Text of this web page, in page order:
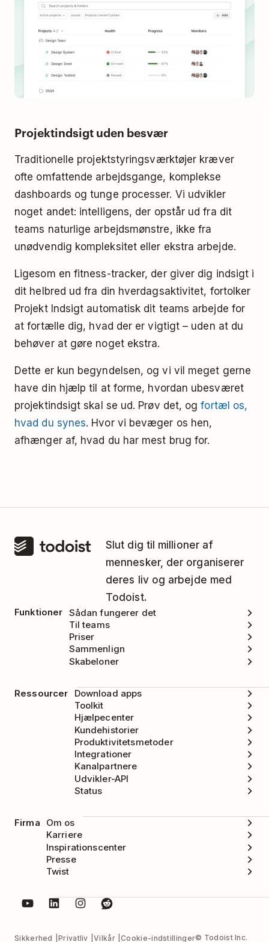
Projektindsigt uden besvær
Traditionelle projektstyringsværktøjer kræver
ofte omfattende arbejdsgange, komplekse
dashboards og tunge processer. Vi udvikler
noget andet: intelligens, der opstår ud fra dit
teams naturlige arbejdsmønstre, ikke fra
unødvendig kompleksitet eller ekstra arbejde.
Ligesom en fitness-tracker, der giver dig indsigt i
dit helbred ud fra din hverdagsaktivitet, fortolker
Projekt Indsigt automatisk dit teams arbejde for
at fortælle dig, hvad der er vigtigt – uden at du
behøver at gøre noget ekstra.
Dette er kun begyndelsen, og vi vil meget gerne
have din hjælp til at forme, hvordan ubesværet
projektindsigt skal se ud. Prøv det, ogfortæl os,
hvad du synes. Hvor vi bevæger os hen,
afhænger af, hvad du har mest brug for.
Slut dig til millioner af
mennesker, der organiserer
deres liv og arbejde med
Todoist.
Funktioner Sådan fungerer det
Til teams
Priser
Sammenlign
Skabeloner
Ressourcer
Download apps
Toolkit
Hjælpecenter
Kundehistorier
Produktivitetsmetoder
Integrationer
Kanalpartnere
Udvikler-API
Status
Firma
Om os
Karriere
Inspirationscenter
Presse
Twist
Sikkerhed Privatliv Vilkår Cookie-indstillinger© Todoist Inc.